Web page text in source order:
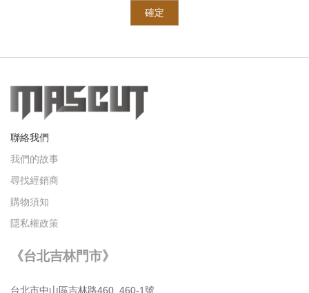
確定
聯絡我們
我們的故事
尋找經銷商
購物須知
隱私權政策
《台北吉林門市》
台北市中⼭區吉林路460, 460-1號